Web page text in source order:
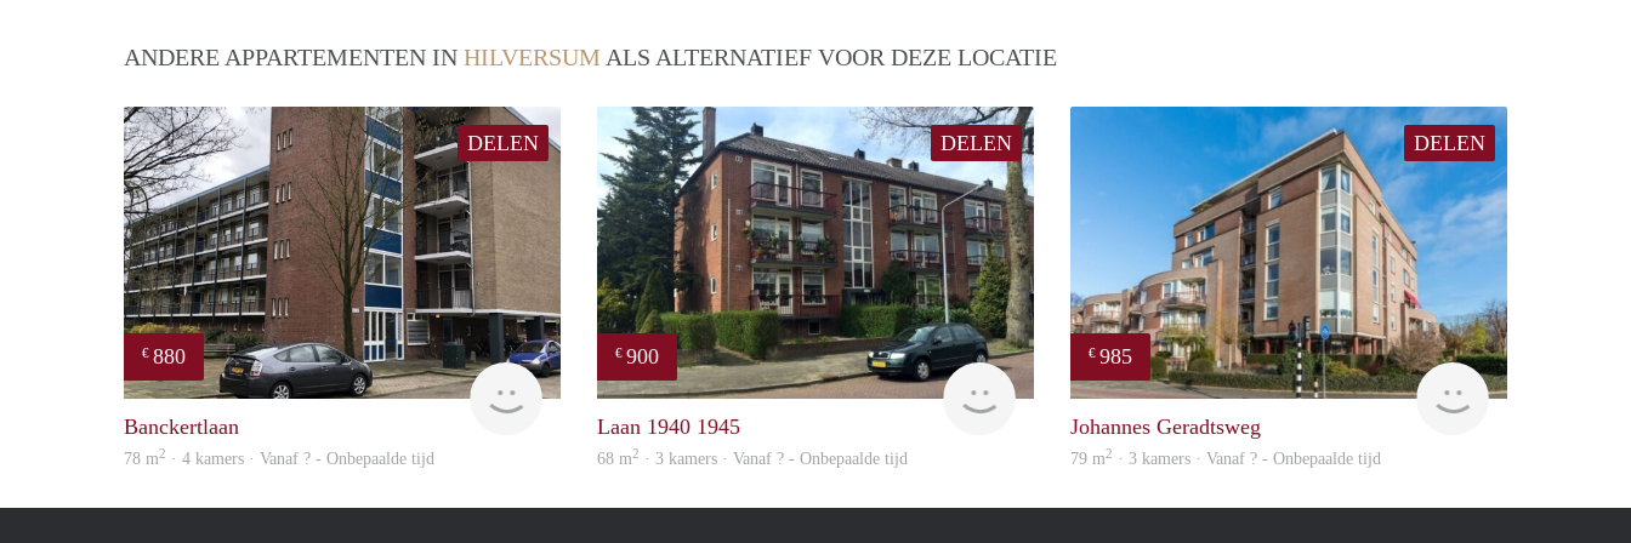
ANDERE APPARTEMENTEN IN HILVERSUM ALS ALTERNATIEF VOOR DEZE LOCATIE
DELEN
€ 880
Woning
Banckertlaan
78 m2 · 4 kamers · Vanaf ? - Onbepaalde tijd
DELEN
€ 900
Laan 1940 1945
68 m2 · 3 kamers · Vanaf ? - Onbepaalde tijd
DELEN
€ 985
Woning
Johannes Geradtsweg
79 m2 · 3 kamers · Vanaf ? - Onbepaalde tijd